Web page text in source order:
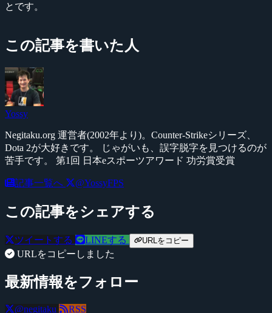
とです。
この記事を書いた人
Yossy
Negitaku.org 運営者(2002年より)。Counter-Strikeシリーズ、
Dota 2が大好きです。 じゃがいも、誤字脱字を見つけるのが
苦手です。 第1回 日本eスポーツアワード 功労賞受賞
記事一覧へ @YossyFPS
この記事をシェアする
ツイートする LINEする URLをコピー
URLをコピーしました
最新情報をフォロー
@negitaku RSS